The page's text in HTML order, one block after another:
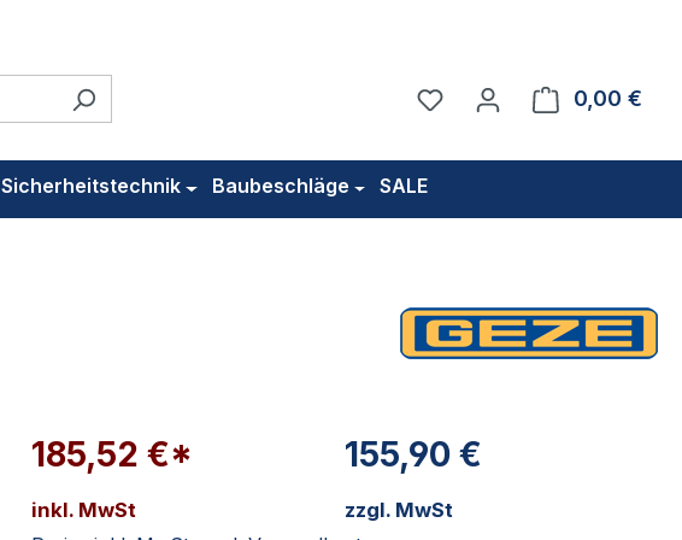
Du hast 0 Produkte auf
0,00 €
Sicherheitstechnik Baubeschläge SALE
185,52 €*
inkl. MwSt
155,90 €
zzgl. MwSt